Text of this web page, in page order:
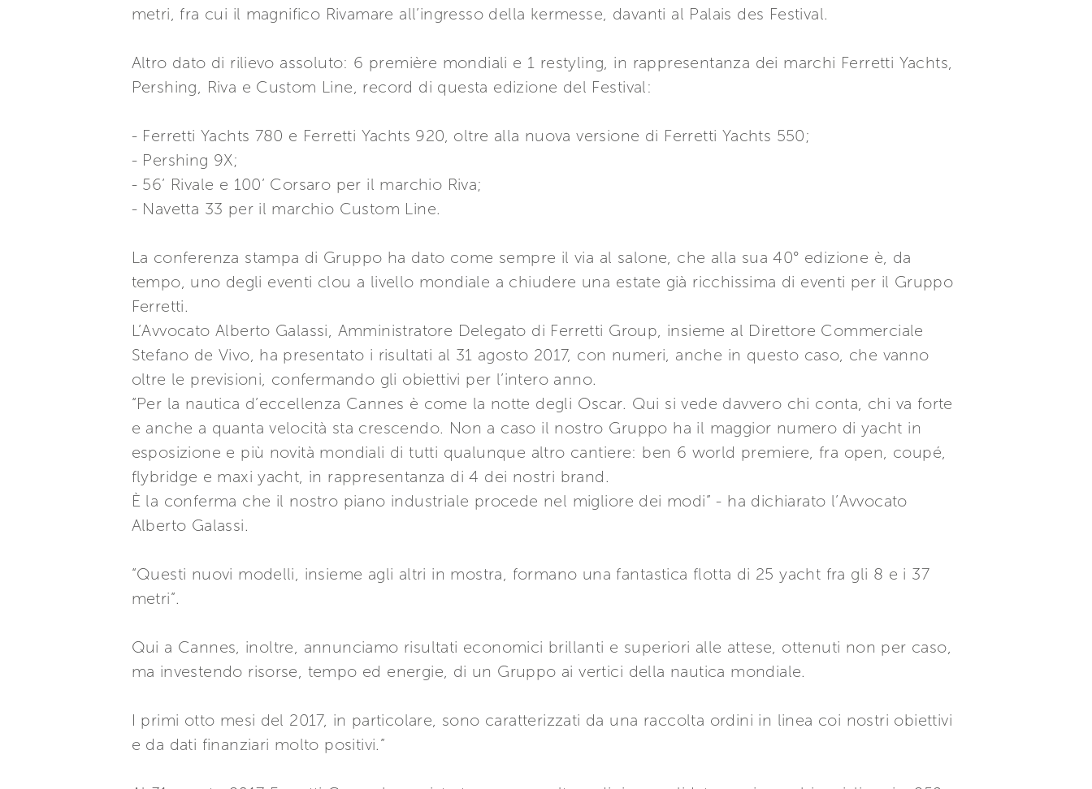
metri, fra cui il magnifico Rivamare all’ingresso della kermesse, davanti al Palais des Festival.
Altro dato di rilievo assoluto: 6 première mondiali e 1 restyling, in rappresentanza dei marchi Ferretti Yachts,
Pershing, Riva e Custom Line, record di questa edizione del Festival:
- Ferretti Yachts 780 e Ferretti Yachts 920, oltre alla nuova versione di Ferretti Yachts 550;
- Pershing 9X;
- 56’ Rivale e 100’ Corsaro per il marchio Riva;
- Navetta 33 per il marchio Custom Line.
La conferenza stampa di Gruppo ha dato come sempre il via al salone, che alla sua 40° edizione è, da
tempo, uno degli eventi clou a livello mondiale a chiudere una estate già ricchissima di eventi per il Gruppo
Ferretti.
L’Avvocato Alberto Galassi, Amministratore Delegato di Ferretti Group, insieme al Direttore Commerciale
Stefano de Vivo, ha presentato i risultati al 31 agosto 2017, con numeri, anche in questo caso, che vanno
oltre le previsioni, confermando gli obiettivi per l’intero anno.
“Per la nautica d’eccellenza Cannes è come la notte degli Oscar. Qui si vede davvero chi conta, chi va forte
e anche a quanta velocità sta crescendo. Non a caso il nostro Gruppo ha il maggior numero di yacht in
esposizione e più novità mondiali di tutti qualunque altro cantiere: ben 6 world premiere, fra open, coupé,
flybridge e maxi yacht, in rappresentanza di 4 dei nostri brand.
È la conferma che il nostro piano industriale procede nel migliore dei modi” - ha dichiarato l’Avvocato
Alberto Galassi.
“Questi nuovi modelli, insieme agli altri in mostra, formano una fantastica flotta di 25 yacht fra gli 8 e i 37
metri”.
Qui a Cannes, inoltre, annunciamo risultati economici brillanti e superiori alle attese, ottenuti non per caso,
ma investendo risorse, tempo ed energie, di un Gruppo ai vertici della nautica mondiale.
I primi otto mesi del 2017, in particolare, sono caratterizzati da una raccolta ordini in linea coi nostri obiettivi
e da dati finanziari molto positivi.”